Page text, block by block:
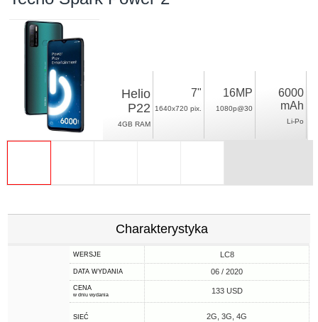
Helio
P22
4GB RAM
7"
1640x720 pix.
16MP
1080p@30
6000
mAh
Li-Po
Charakterystyka
WERSJE LC8
DATA WYDANIA 06 / 2020
CENA
w dniu wydania 133 USD
SIEĆ 2G, 3G, 4G